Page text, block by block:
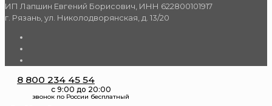
ИП Лапшин Евгений Борисович, ИНН 622800101917
г. Рязань, ул. Николодворянская, д. 13/20
8 800 234 45 54